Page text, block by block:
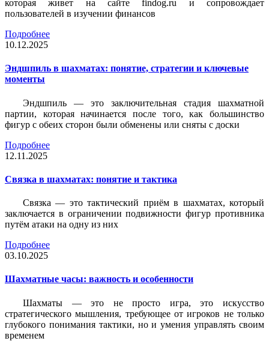
которая живет на сайте findog.ru и сопровождает
пользователей в изучении финансов
Подробнее
10.12.2025
Эндшпиль в шахматах: понятие, стратегии и ключевые
моменты
Эндшпиль — это заключительная стадия шахматной
партии, которая начинается после того, как большинство
фигур с обеих сторон были обменены или сняты с доски
Подробнее
12.11.2025
Связка в шахматах: понятие и тактика
Связка — это тактический приём в шахматах, который
заключается в ограничении подвижности фигур противника
путём атаки на одну из них
Подробнее
03.10.2025
Шахматные часы: важность и особенности
Шахматы — это не просто игра, это искусство
стратегического мышления, требующее от игроков не только
глубокого понимания тактики, но и умения управлять своим
временем